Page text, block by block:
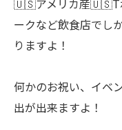
🇺🇸アメリカ産🇺🇸T
ークなど飲食店でし
りますよ！
何かのお祝い、イベ
出が出来ますよ！